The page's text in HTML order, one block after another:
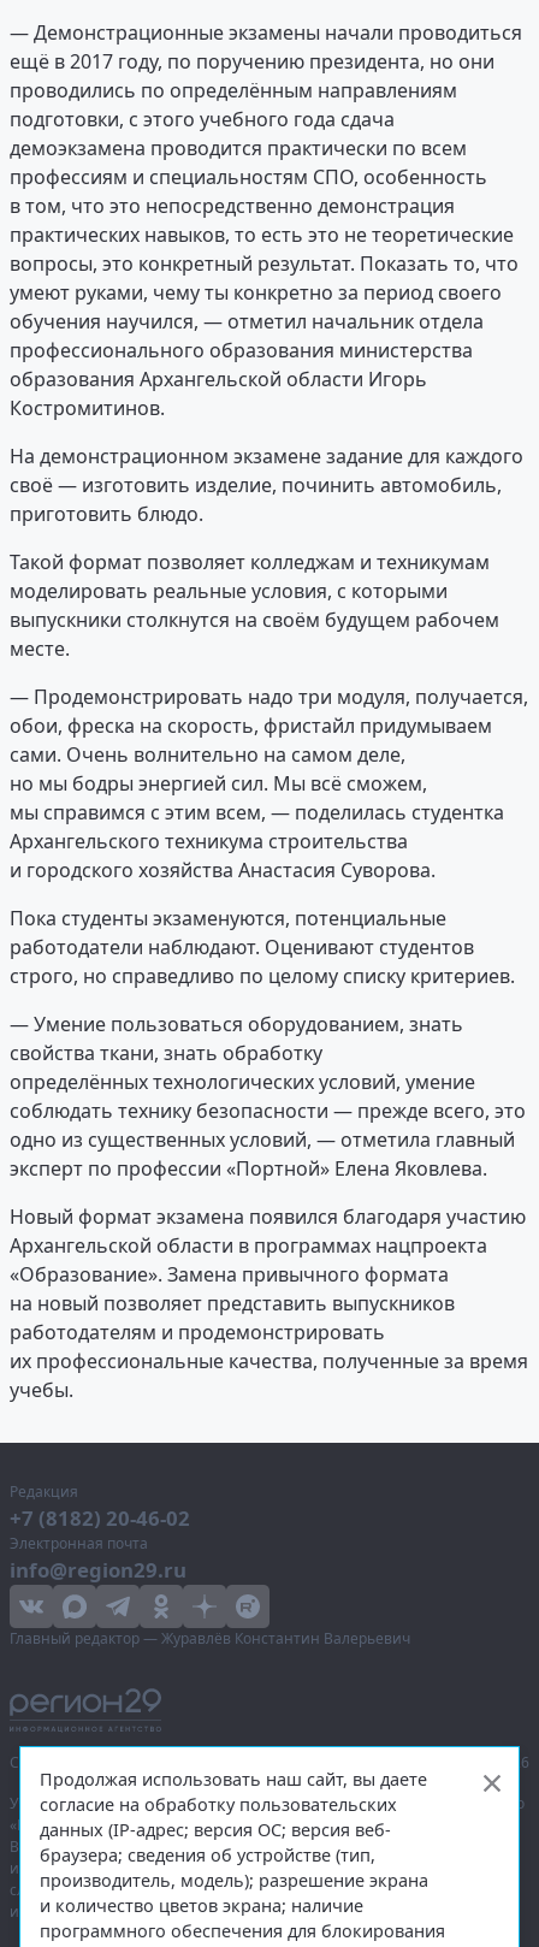
— Демонстрационные экзамены начали проводиться
ещё в 2017 году, по поручению президента, но они
проводились по определённым направлениям
подготовки, с этого учебного года сдача
демоэкзамена проводится практически по всем
профессиям и специальностям СПО, особенность
в том, что это непосредственно демонстрация
практических навыков, то есть это не теоретические
вопросы, это конкретный результат. Показать то, что
умеют руками, чему ты конкретно за период своего
обучения научился, — отметил начальник отдела
профессионального образования министерства
образования Архангельской области Игорь
Костромитинов.
На демонстрационном экзамене задание для каждого
своё — изготовить изделие, починить автомобиль,
приготовить блюдо.
Такой формат позволяет колледжам и техникумам
моделировать реальные условия, с которыми
выпускники столкнутся на своём будущем рабочем
месте.
— Продемонстрировать надо три модуля, получается,
обои, фреска на скорость, фристайл придумываем
сами. Очень волнительно на самом деле,
но мы бодры энергией сил. Мы всё сможем,
мы справимся с этим всем, — поделилась студентка
Архангельского техникума строительства
и городского хозяйства Анастасия Суворова.
Пока студенты экзаменуются, потенциальные
работодатели наблюдают. Оценивают студентов
строго, но справедливо по целому списку критериев.
— Умение пользоваться оборудованием, знать
свойства ткани, знать обработку
определённых технологических условий, умение
соблюдать технику безопасности — прежде всего, это
одно из существенных условий, — отметила главный
эксперт по профессии «Портной» Елена Яковлева.
Новый формат экзамена появился благодаря участию
Архангельской области в программах нацпроекта
«Образование». Замена привычного формата
на новый позволяет представить выпускников
работодателям и продемонстрировать
их профессиональные качества, полученные за время
учебы.
Редакция
+7 (8182) 20-46-02
Электронная почта
info@region29.ru
Главный редактор — Журавлёв Константин Валерьевич
Сетевое издание «Информационное агентство Регион 29»,
© 2016–2026
Учредитель — общество с ограниченной ответственностью «Агентство
«Правда Севера».
Выписка из реестра зарегистрированных средств массовой
информации:ЭЛ № ФС 77-74226 от 09.11.2018 выдано Федеральной
службой по надзору в сфере связи, информационных технологий
и массовых коммуникаций (Роскомнадзор).
Продолжая использовать наш сайт, вы даете
согласие на обработку пользовательских
данных (IP-адрес; версия ОС; версия веб-
браузера; сведения об устройстве (тип,
производитель, модель); разрешение экрана
и количество цветов экрана; наличие
программного обеспечения для блокирования